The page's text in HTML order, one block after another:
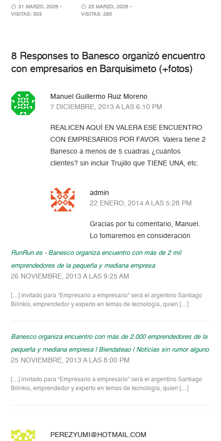
31 MARZO, 2026 •
VISITAS: 303
25 MARZO, 2026 •
VISITAS: 285
8 Responses to Banesco organizó encuentro
con empresarios en Barquisimeto (+fotos)
Manuel Guillermo Ruiz Moreno
7 DICIEMBRE, 2013 A LAS 6:10 PM
REALICEN AQUÍ EN VALERA ESE ENCUENTRO
CON EMPRESARIOS POR FAVOR. Valera tiene 2
Banesco a menos de 5 cuadras ¿cuántos
clientes? sin incluir Trujillo que TIENE UNA, etc.
admin
22 ENERO, 2014 A LAS 5:28 PM
Gracias por tu comentario, Manuel.
Lo tomaremos en consideración
RunRun.es - Banesco organiza encuentro con más de 2 mil
emprendedores de la pequeña y mediana empresa
26 NOVIEMBRE, 2013 A LAS 9:25 AM
[…] invitado para “Empresario a empresario” será el argentino Santiago
Bilinkis, emprendedor y experto en temas de tecnología, quien […]
Banesco organiza encuentro con más de 2.000 emprendedores de la
pequeña y mediana empresa | Biendateao | Noticias sin rumor alguno
25 NOVIEMBRE, 2013 A LAS 8:00 PM
[…] invitado para “Empresario a empresario” será el argentino Santiago
Bilinkis, emprendedor y experto en temas de tecnología, quien […]
PEREZYUMI@HOTMAIL.COM